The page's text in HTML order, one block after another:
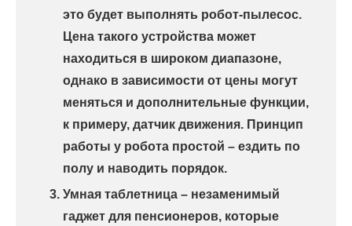
это будет выполнять робот-пылесос.
Цена такого устройства может
находиться в широком диапазоне,
однако в зависимости от цены могут
меняться и дополнительные функции,
к примеру, датчик движения. Принцип
работы у робота простой – ездить по
полу и наводить порядок.
Умная таблетница – незаменимый
гаджет для пенсионеров, которые